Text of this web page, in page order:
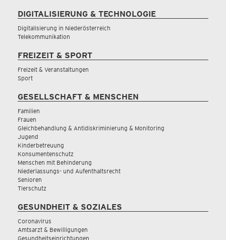
DIGITALISIERUNG & TECHNOLOGIE
Digitalisierung in Niederösterreich
Telekommunikation
FREIZEIT & SPORT
Freizeit & Veranstaltungen
Sport
GESELLSCHAFT & MENSCHEN
Familien
Frauen
Gleichbehandlung & Antidiskriminierung & Monitoring
Jugend
Kinderbetreuung
Konsumentenschutz
Menschen mit Behinderung
Niederlassungs- und Aufenthaltsrecht
Senioren
Tierschutz
GESUNDHEIT & SOZIALES
Coronavirus
Amtsarzt & Bewilligungen
Gesundheitseinrichtungen